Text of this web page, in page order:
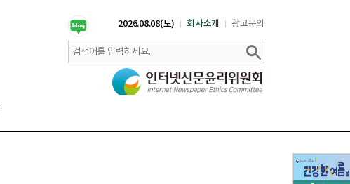
2026.08.08(토) 회사소개 광고문의